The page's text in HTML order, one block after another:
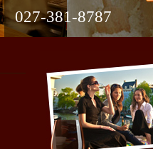
027-381-8787